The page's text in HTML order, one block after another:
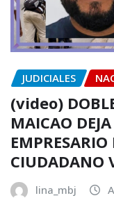
JUDICIALES
(video)
MAICAO
CIUDADANO
lina_mbj